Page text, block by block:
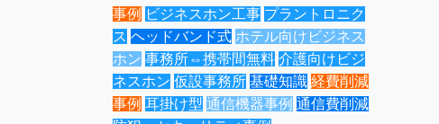
事例 ビジネスホン工事 プラントロニク
ス ヘッドバンド式 ホテル向けビジネス
ホン 事務所⇔携帯間無料 介護向けビジ
ネスホン 仮設事務所 基礎知識 経費削減
事例 耳掛け型 通信機器事例 通信費削減